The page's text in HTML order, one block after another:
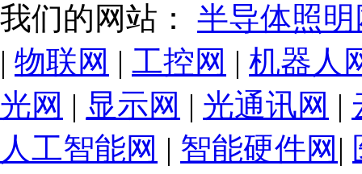
我们的网站： 半导体照明
| 物联网 | 工控网 | 机器人
光网 | 显示网 | 光通讯网 |
人工智能网 | 智能硬件网 |